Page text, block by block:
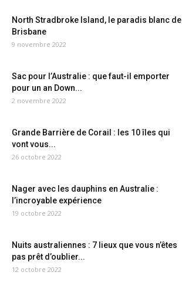
North Stradbroke Island, le paradis blanc de
Brisbane
9 novembre 2022
Sac pour l’Australie : que faut-il emporter
pour un an Down...
2 novembre 2022
Grande Barrière de Corail : les 10 îles qui
vont vous...
26 octobre 2022
Nager avec les dauphins en Australie :
l’incroyable expérience
19 octobre 2022
Nuits australiennes : 7 lieux que vous n’êtes
pas prêt d’oublier...
12 octobre 2022